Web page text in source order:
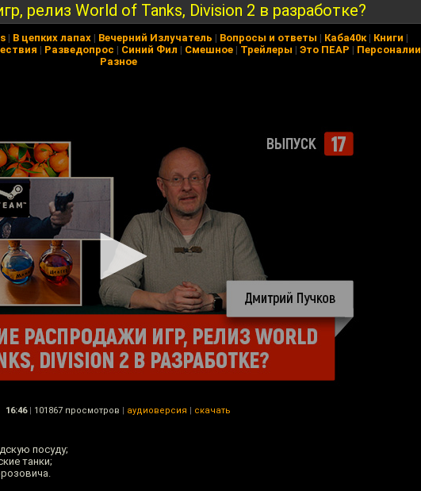
релиз World of Tanks, Division 2 в разработке?
| В цепких лапах | Вечерний Излучатель | Вопросы и ответы | Каба40к| Книги |
| Разведопрос | Синий Фил | Смешное | Трейлеры | Это ПЕАР | Персоналии
Разное
16:46 | 101867 просмотров | аудиоверсия | скачать
посуду;
танки;